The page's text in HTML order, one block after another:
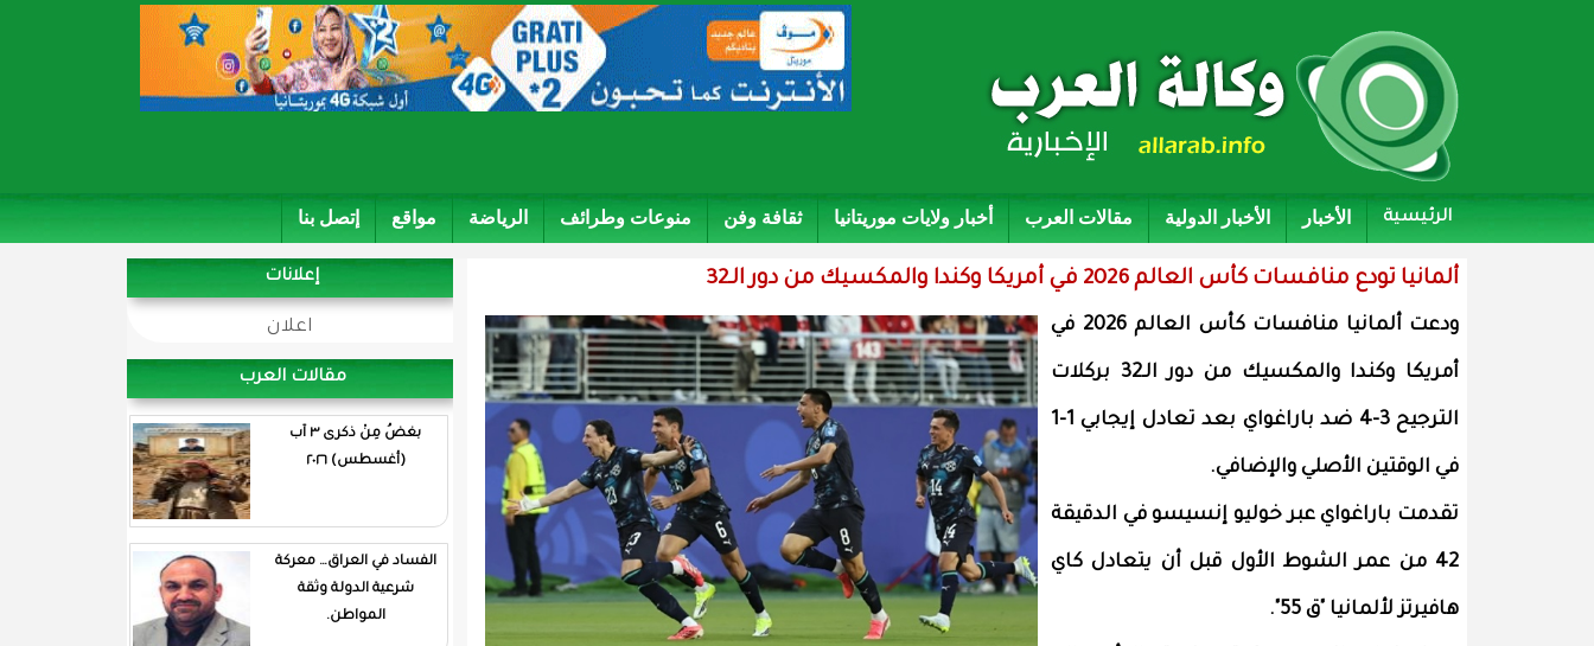
الرئيسية الأخبار الأخبار الدولية مقالات العرب أخبار ولايات موريتانيا ثقافة وفن منوعات وطرائف الرياضة مواقع إتصل بنا
ألمانيا تودع منافسات كأس العالم 2026 في أمريكا وكندا والمكسيك من دور الـ32
ودعت ألمانيا منافسات كأس العالم 2026 في
أمريكا وكندا والمكسيك من دور الـ32 بركلات
الترجيح 3-4 ضد باراغواي بعد تعادل إيجابي 1-1
في الوقتين الأصلي والإضافي.
تقدمت باراغواي عبر خوليو إنسيسو في الدقيقة
42 من عمر الشوط الأول قبل أن يتعادل كاي
هافيرتز لألمانيا "ق 55".
إعلانات
اعلان
مقالات العرب
بغضُ مِنْ ذكرى ٣ آب
(أغسطس) ٢٠٢٦
الفساد في العراق… معركة
شرعية الدولة وثقة
المواطن.